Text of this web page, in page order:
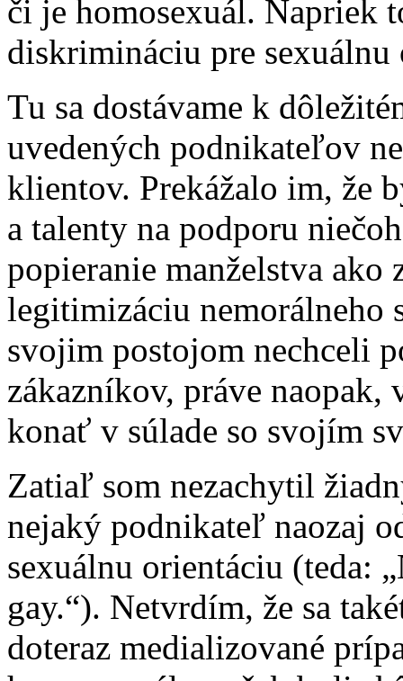
či je homosexuál. Napriek
diskrimináciu pre sexuálnu
Tu sa dostávame k
uvedených podnikateľov
klientov. Prekážalo im, že
a talenty na podporu
popieranie manželstva ako
legitimizáciu nemorálneho
svojim postojom nechceli
zákazníkov, práve
konať v súlade so svojím
Zatiaľ som nezachytil
nejaký podnikateľ naozaj
sexuálnu orientáciu (teda:
gay.“). Netvrdím, že sa
doteraz medializované